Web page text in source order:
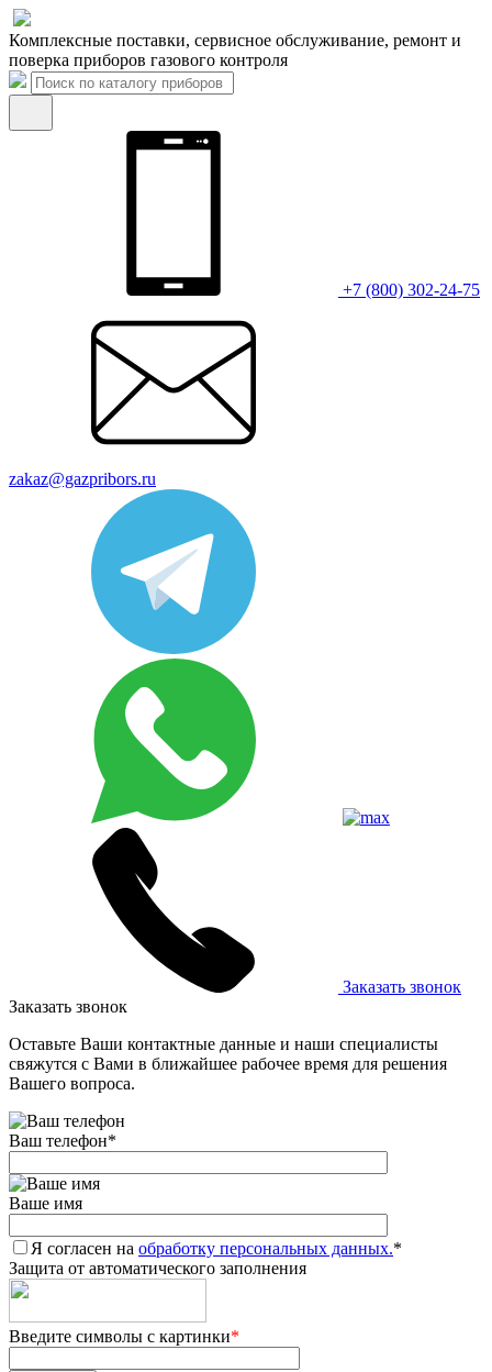
Комплексные поставки, сервисное обслуживание, ремонт и
поверка приборов газового контроля
+7 (800) 302-24-75
zakaz@gazpribors.ru
Заказать звонок
Заказать звонок
Оставьте Ваши контактные данные и наши специалисты
свяжутся с Вами в ближайшее рабочее время для решения
Вашего вопроса.
Ваш телефон*
Ваше имя
Я согласен на обработку персональных данных.*
Защита от автоматического заполнения
Введите символы с картинки*